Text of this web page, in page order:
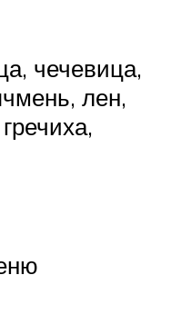
чечевица,
лен,